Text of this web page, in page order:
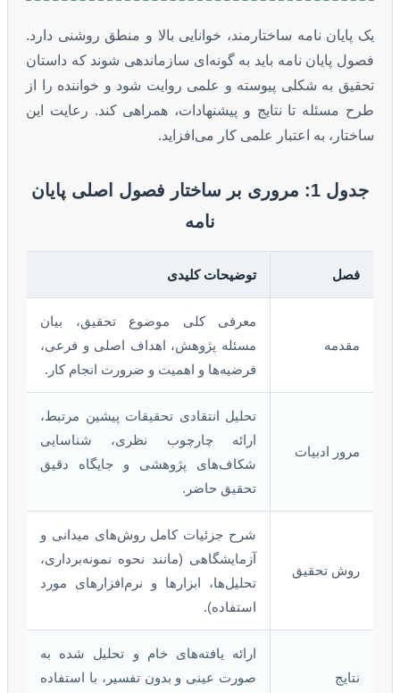
یک پایان نامه ساختارمند، خوانایی بالا و منطق روشنی دارد.
فصول پایان نامه باید به گونه‌ای سازماندهی شوند که داستان
تحقیق به شکلی پیوسته و علمی روایت شود و خواننده را از
طرح مسئله تا نتایج و پیشنهادات، همراهی کند. رعایت این
ساختار، به اعتبار علمی کار می‌افزاید.
جدول 1: مروری بر ساختار فصول اصلی پایان
نامه
فصل توضیحات کلیدی
مقدمه
معرفی کلی موضوع تحقیق، بیان
مسئله پژوهش، اهداف اصلی و فرعی،
فرضیه‌ها و اهمیت و ضرورت انجام کار.
مرور ادبیات
تحلیل انتقادی تحقیقات پیشین مرتبط،
ارائه چارچوب نظری، شناسایی
شکاف‌های پژوهشی و جایگاه دقیق
تحقیق حاضر.
روش تحقیق
شرح جزئیات کامل روش‌های میدانی و
آزمایشگاهی (مانند نحوه نمونه‌برداری،
تحلیل‌ها، ابزارها و نرم‌افزارهای مورد
استفاده).
نتایج
ارائه یافته‌های خام و تحلیل شده به
صورت عینی و بدون تفسیر، با استفاده